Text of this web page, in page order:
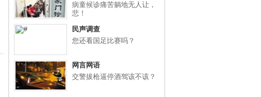
病童候诊痛苦躺地无人让，
悲！
民声调查
您还看国足比赛吗？
网言网语
交警拔枪逼停酒驾该不该？